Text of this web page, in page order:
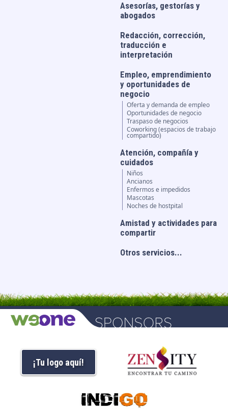
Asesorías, gestorías y
abogados
Redacción, corrección,
traducción e
interpretación
Empleo, emprendimiento
y oportunidades de
negocio
Oferta y demanda de empleo
Oportunidades de negocio
Traspaso de negocios
Coworking (espacios de trabajo
compartido)
Atención, compañía y
cuidados
Niños
Ancianos
Enfermos e impedidos
Mascotas
Noches de hostpital
Amistad y actividades para
compartir
Otros servicios...
¡Tu logo aquí!